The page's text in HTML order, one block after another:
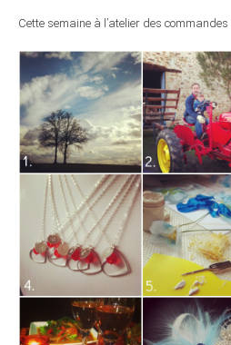
Cette semaine à l’atelier des